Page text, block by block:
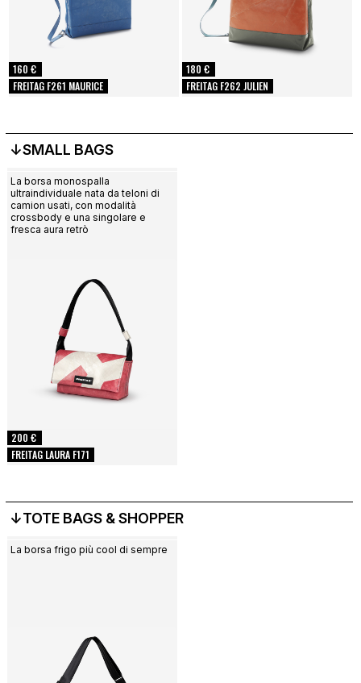
FREITAG F261 MAURICE
160 €
FREITAG F262 JULIEN
180 €
↓SMALL BAGS
FREITAG LAURA F171
200 €
La borsa monospalla
ultraindividuale nata da teloni di
camion usati, con modalità
crossbody e una singolare e
fresca aura retrò
↓TOTE BAGS & SHOPPER
La borsa frigo più cool di sempre